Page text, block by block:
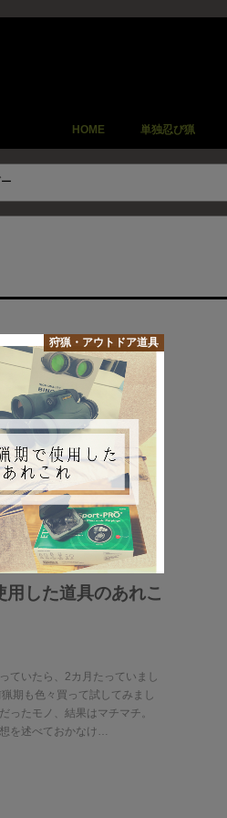
HOME 単独忍び猟
狩猟・アウトドア道具
した道具のあれこ
ていたら、2カ月たっていまし
期も色々買って試してみまし
ったモノ、結果はマチマチ。
を述べておかなけ…